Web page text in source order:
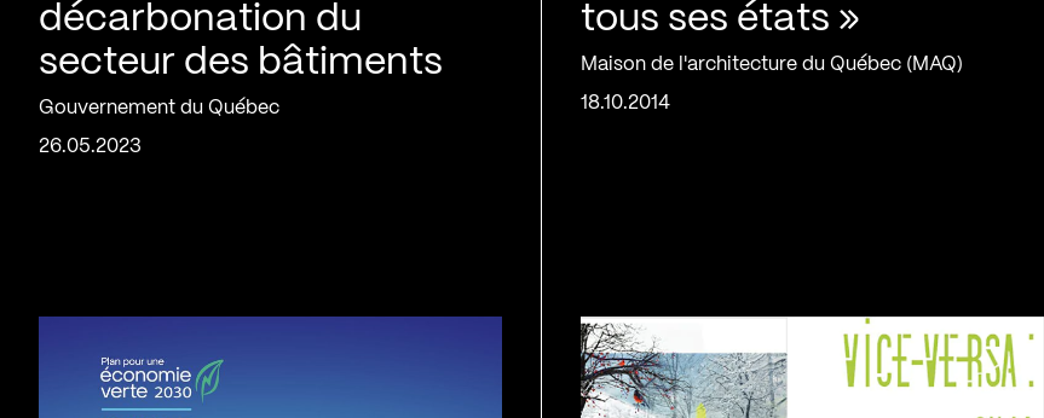
décarbonation du
secteur des bâtiments
Gouvernement du Québec
26.05.2023
tous ses états »
Maison de l'architecture du Québec (MAQ)
18.10.2014